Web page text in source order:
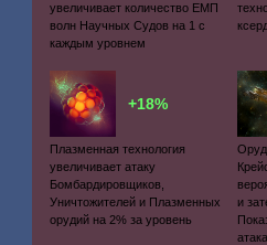
увеличивает количество ЕМП
волн Научных Судов на 1 с
каждым уровнем
+18%
Плазменная технология
увеличивает атаку
Бомбардировщиков,
Уничтожителей и Плазменных
орудий на 2% за уровень
и